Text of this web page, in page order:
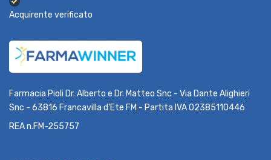
Acquirente verificato
Farmacia Pioli Dr. Alberto e Dr. Matteo Snc - Via Dante Alighieri
Snc - 63816 Francavilla d'Ete FM - Partita IVA 02385110446
REA n.FM-255757